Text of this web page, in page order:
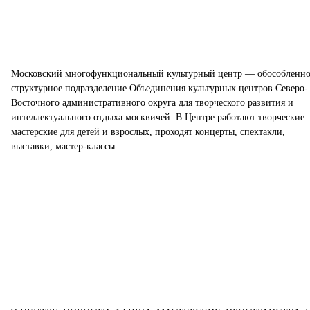
Московский многофункциональный культурный центр —
структурное подразделение Объединения культурных центров Северо-
Восточного административного округа для творческого развития и
интеллектуального отдыха москвичей. В Центре работают творческие
мастерские для детей и взрослых, проходят концерты, спектакли,
выставки, мастер-классы.